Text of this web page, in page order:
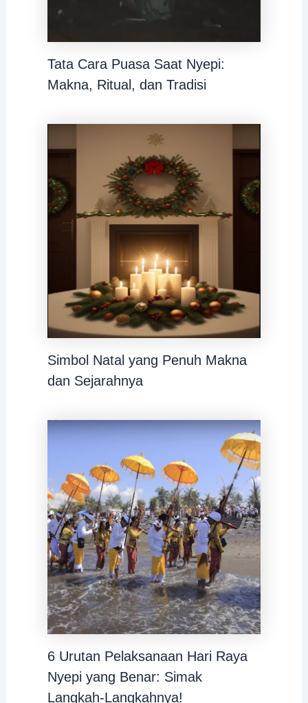
Tata Cara Puasa Saat Nyepi:
Makna, Ritual, dan Tradisi
Simbol Natal yang Penuh Makna
dan Sejarahnya
6 Urutan Pelaksanaan Hari Raya
Nyepi yang Benar: Simak
Langkah-Langkahnya!